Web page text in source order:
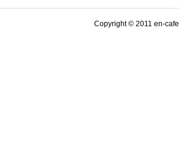
Copyright © 2011 en-cafe